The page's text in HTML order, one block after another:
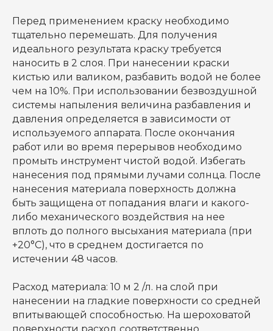
Перед применением краску необходимо
тщательно перемешать. Для получения
идеального результата краску требуется
наносить в 2 слоя. При нанесении краски
кистью или валиком, разбавить водой не более
чем на 10%. При использовании безвоздушной
системы напыления величина разбавления и
давления определяется в зависимости от
используемого аппарата. После окончания
работ или во время перерывов необходимо
промыть инструмент чистой водой. Избегать
нанесения под прямыми лучами солнца. После
нанесения материала поверхность должна
быть защищена от попадания влаги и какого-
либо механического воздействия на нее
вплоть до полного высыхания материала (при
+20°C), что в среднем достигается по
истечении 48 часов.
Расход материала: 10 м 2 /л. на слой при
нанесении на гладкие поверхности со средней
впитывающей способностью. На шероховатой
поверхности расход соответственно